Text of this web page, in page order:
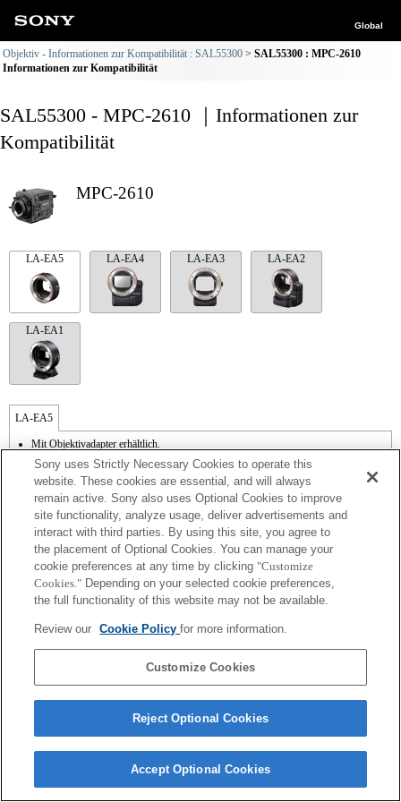
Global
Objektiv - Informationen zur Kompatibilität : SAL55300
SAL55300 : MPC-2610
Informationen zur Kompatibilität
SAL55300 - MPC-2610 ｜Informationen zur
Kompatibilität
MPC-2610
LA-EA5 LA-EA4 LA-EA3 LA-EA2
LA-EA1
LA-EA5
Mit Objektivadapter erhältlich.
Mit dem internen Mikrofon wird das Blendengeräusch mit aufgezeichnet.
Der Bildwinkel wird auf das APS-C-Format begrenzt.
Die Betriebsgeräusche des Objektivs (z. B. beim Zoomen oder Fokussieren) werden
bei der Videoaufnahme möglicherweise aufgezeichnet.
Beim Ändern der Blende während der Aufnahme können Betriebsgeräusche
entstehen oder das Display wird während des Betriebs heller dargestellt.
Contact Us
Copyright 2026 Sony Corporation
Sony uses Strictly Necessary Cookies to operate this
website. These cookies are essential, and will always
remain active. Sony also uses Optional Cookies to improve
site functionality, analyze usage, deliver advertisements and
interact with third parties. By using this site, you agree to
the placement of Optional Cookies. You can manage your
cookie preferences at any time by clicking "Customize
Cookies." Depending on your selected cookie preferences,
the full functionality of this website may not be available.
Review our Cookie Policyfor more information.
Customize Cookies
Reject Optional Cookies
Accept Optional Cookies